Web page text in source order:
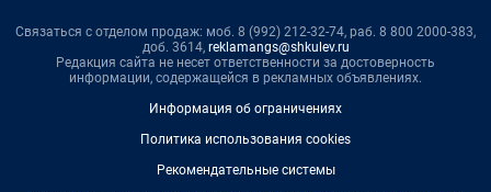
Связаться с отделом продаж: моб. 8 (992) 212-32-74, раб. 8 800 2000-383,
доб. 3614, reklamangs@shkulev.ru
Редакция сайта не несет ответственности за достоверность
информации, содержащейся в рекламных объявлениях.
Информация об ограничениях
Политика использования cookies
Рекомендательные системы